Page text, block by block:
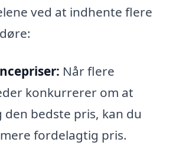
ved at indhente flere
Når flere
konkurrerer om at
bedste pris, kan du
fordelagtig pris.